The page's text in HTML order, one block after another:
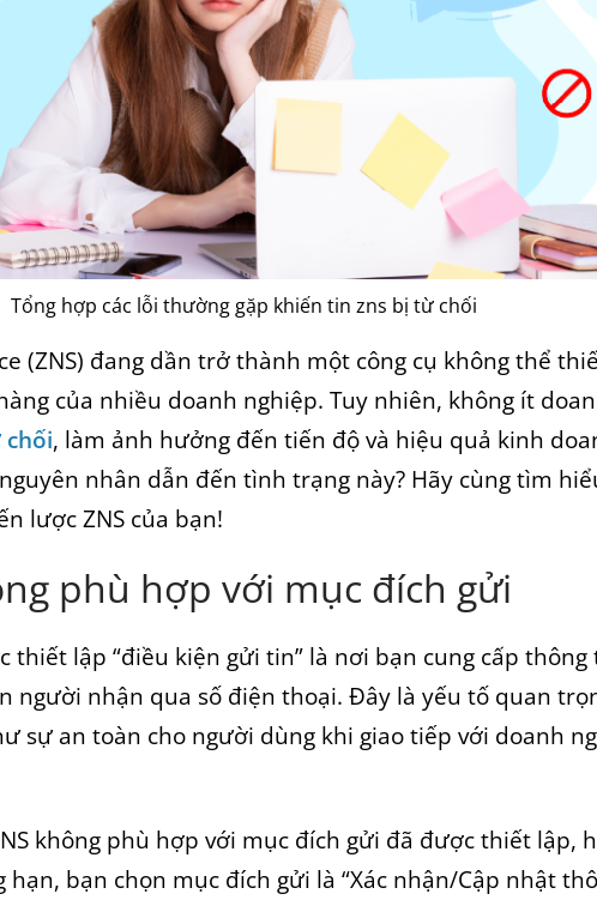
Tổng hợp các lỗi thường gặp khiến tin zns bị từ chối
(ZNS) đang dần trở thành một công cụ không thể
của nhiều doanh nghiệp. Tuy nhiên, không ít
chối, làm ảnh hưởng đến tiến độ và hiệu quả kinh
nhân dẫn đến tình trạng này? Hãy cùng tìm
lược ZNS của bạn!
phù hợp với mục đích gửi
thiết lập “điều kiện gửi tin” là nơi bạn cung cấp
người nhận qua số điện thoại. Đây là yếu tố quan
sự an toàn cho người dùng khi giao tiếp với doanh
không phù hợp với mục đích gửi đã được thiết lập,
hạn, bạn chọn mục đích gửi là “Xác nhận/Cập nhật